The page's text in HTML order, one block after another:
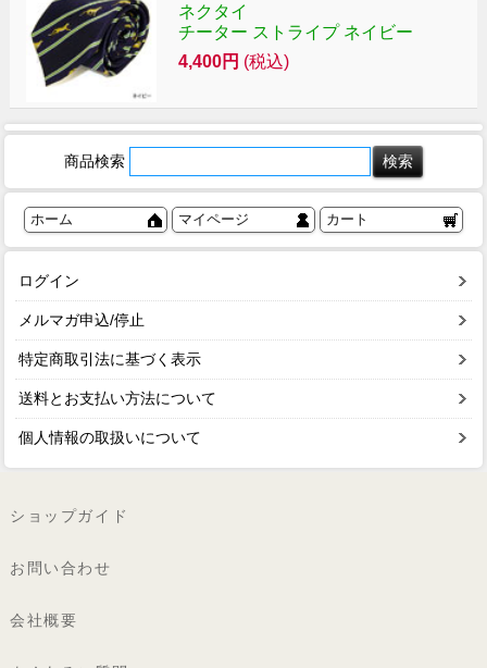
ネクタイ
チーター ストライプ ネイビー
4,400円 (税込)
商品検索
ホーム マイページ カート
ログイン
メルマガ申込/停止
特定商取引法に基づく表示
送料とお支払い方法について
個人情報の取扱いについて
ショップガイド
お問い合わせ
会社概要